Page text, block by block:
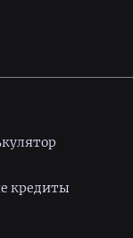
кредиты